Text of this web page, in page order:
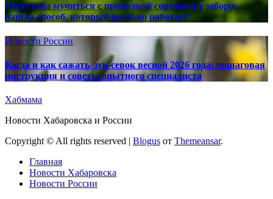
Перестала мучиться с прополкой сорняков у забора:
нашла способ, который реально работает
Новости России
Когда и как сажать лук-севок весной 2026 года: пошаговая
инструкция и советы опытного специалиста
Хабмама
Новости Хабаровска и России
Copyright © All rights reserved | Blogus от Themeansar.
Главная
Новости Хабаровска
Новости России